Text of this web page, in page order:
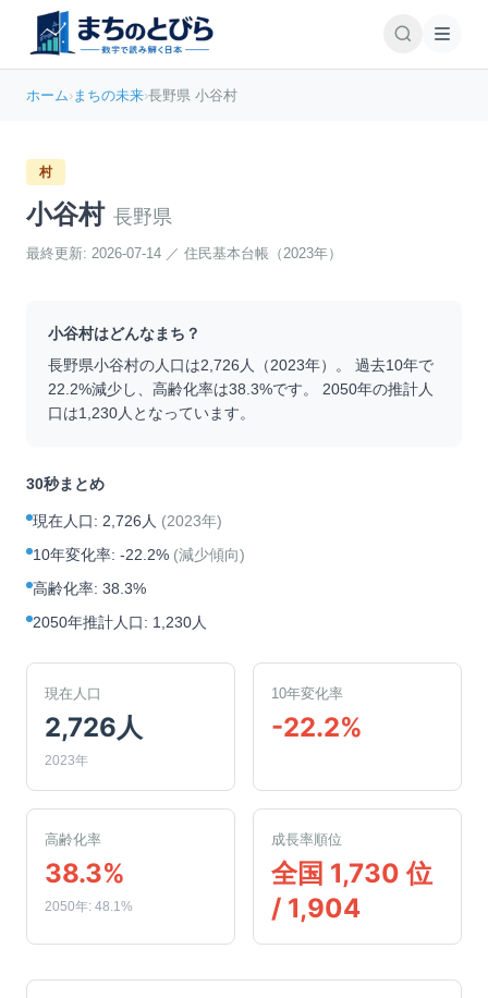
ホーム›まちの未来›長野県 小谷村
村
小谷村 長野県
最終更新: 2026-07-14 ／ 住民基本台帳（2023年）
小谷村はどんなまち？
長野県小谷村の人口は2,726 人（2023年）。 過去10年で
22.2%減少し、高齢化率は38.3%です。 2050年の推計人
口は1,230人となっています。
30秒まとめ
現在人口: 2,726人 (2023年)
10年変化率: -22.2% (減少傾向)
高齢化率: 38.3%
2050年推計人口: 1,230人
現在人口
2,726人
2023年
10年変化率
-22.2%
高齢化率
38.3%
2050年: 48.1%
成長率順位
全国 1,730 位
/ 1,904